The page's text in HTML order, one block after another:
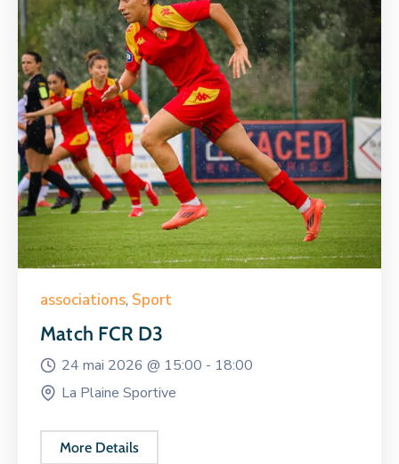
associations, Sport
Match FCR D3
24 mai 2026 @ 15:00 - 18:00
La Plaine Sportive
More Details